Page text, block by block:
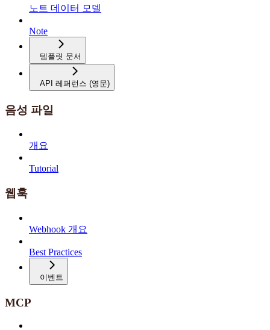
노트 데이터 모델
Note
템플릿 문서
API 레퍼런스 (영문)
음성 파일
개요
Tutorial
웹훅
Webhook 개요
Best Practices
이벤트
MCP